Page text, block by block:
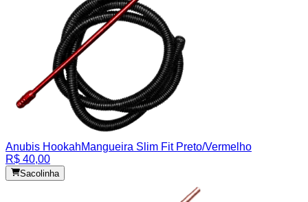
Anubis HookahMangueira Slim Fit Preto/Vermelho
R$ 40,00
Sacolinha